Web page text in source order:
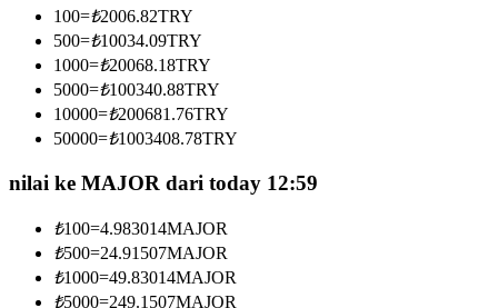
Nikmati pembagian keuntungan dan komisi copy trading
Informasi
Analisis data besar termasuk info perdagangan, dll.
100=₺2006.82TRY
500=₺10034.09TRY
1000=₺20068.18TRY
5000=₺100340.88TRY
10000=₺200681.76TRY
50000=₺1003408.78TRY
nilai ke MAJOR dari today 12:59
₺100=4.983014MAJOR
₺500=24.91507MAJOR
₺1000=49.83014MAJOR
₺5000=249.1507MAJOR